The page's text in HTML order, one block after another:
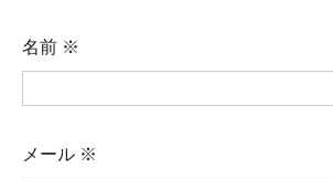
名前 ※
メール ※